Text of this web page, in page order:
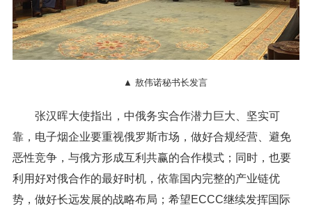
▲ 敖伟诺秘书长发言
张汉晖大使指出，中俄务实合作潜力巨大、坚实可
靠，电子烟企业要重视俄罗斯市场，做好合规经营、避免
恶性竞争，与俄方形成互利共赢的合作模式；同时，也要
利用好对俄合作的最好时机，依靠国内完整的产业链优
势，做好长远发展的战略布局；希望ECCC继续发挥国际